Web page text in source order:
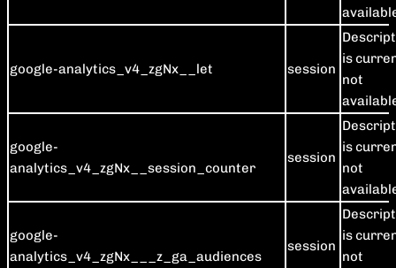
google-analytics_v4_zgNx__let session
is
not
google-
analytics_v4_zgNx__session_counter
session
is
not
google-
analytics_v4_zgNx___z_ga_audiences
session
is
not